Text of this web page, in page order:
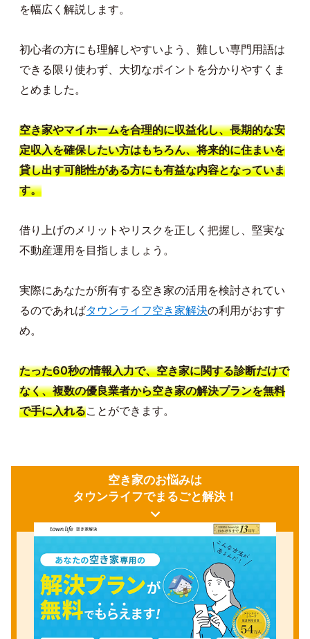
を幅広く解説します。
初心者の方にも理解しやすいよう、難しい専門用語は
できる限り使わず、大切なポイントを分かりやすくま
とめました。
空き家やマイホームを合理的に収益化し、長期的な安
定収入を確保したい方はもちろん、将来的に住まいを
貸し出す可能性がある方にも有益な内容となっていま
す。
借り上げのメリットやリスクを正しく把握し、堅実な
不動産運用を目指しましょう。
実際にあなたが所有する空き家の活用を検討されてい
るのであればタウンライフ空き家解決の利用がおすす
め。
たった60秒の情報入力で、空き家に関する診断だけで
なく、複数の優良業者から空き家の解決プランを無料
で手に入れることができます。
空き家のお悩みは
タウンライフでまるごと解決！